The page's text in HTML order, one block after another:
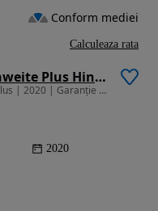
Tesla Model 3 Standard Reichweite Plus Hinterradantrieb
325 CP • Tesla Model 3 Standard Range Plus | 2020 | Garanție până în 12.2027
2020
Conform mediei
Calculeaza rata